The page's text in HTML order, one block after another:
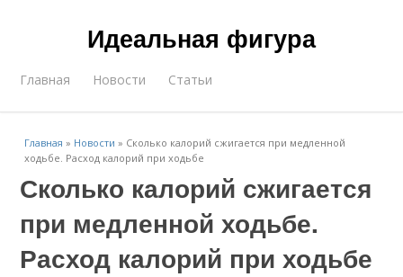
Идеальная фигура
Главная Новости Статьи
Главная » Новости » Сколько калорий сжигается при медленной
ходьбе. Расход калорий при ходьбе
Сколько калорий сжигается
при медленной ходьбе.
Расход калорий при ходьбе